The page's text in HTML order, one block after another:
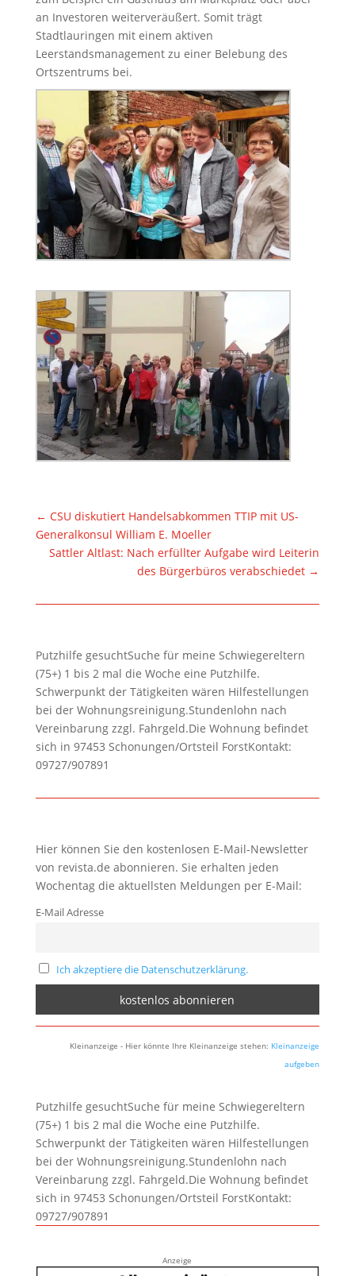
an Investoren weiterveräußert. Somit trägt
Stadtlauringen mit einem aktiven
Leerstandsmanagement zu einer Belebung des
Ortszentrums bei.
← CSU diskutiert Handelsabkommen TTIP mit US-
Generalkonsul William E. Moeller
Sattler Altlast: Nach erfüllter Aufgabe wird Leiterin
des Bürgerbüros verabschiedet →
Putzhilfe gesuchtSuche für meine Schwiegereltern
(75+) 1 bis 2 mal die Woche eine Putzhilfe.
Schwerpunkt der Tätigkeiten wären Hilfestellungen
bei der Wohnungsreinigung.Stundenlohn nach
Vereinbarung zzgl. Fahrgeld.Die Wohnung befindet
sich in 97453 Schonungen/Ortsteil ForstKontakt:
09727/907891
Hier können Sie den kostenlosen E-Mail-Newsletter
von revista.de abonnieren. Sie erhalten jeden
Wochentag die aktuellsten Meldungen per E-Mail:
E-Mail Adresse
Ich akzeptiere die Datenschutzerklärung.
Kleinanzeige - Hier könnte Ihre Kleinanzeige stehen: Kleinanzeige
aufgeben
Putzhilfe gesuchtSuche für meine Schwiegereltern
(75+) 1 bis 2 mal die Woche eine Putzhilfe.
Schwerpunkt der Tätigkeiten wären Hilfestellungen
bei der Wohnungsreinigung.Stundenlohn nach
Vereinbarung zzgl. Fahrgeld.Die Wohnung befindet
sich in 97453 Schonungen/Ortsteil ForstKontakt:
09727/907891
Anzeige